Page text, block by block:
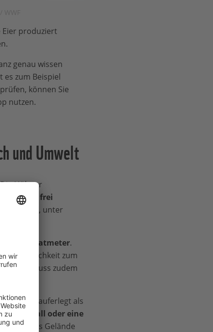
Eier produziert
genau wissen
es zum Beispiel
können Sie
nutzen.
und Umwelt
Hühner
draußen frei
Sträucher, unter
Quadratmeter.
die Möglichkeit zum
Stall muss zudem
Regeln
auferlegt als
im Stall oder eine
frisches Gelände